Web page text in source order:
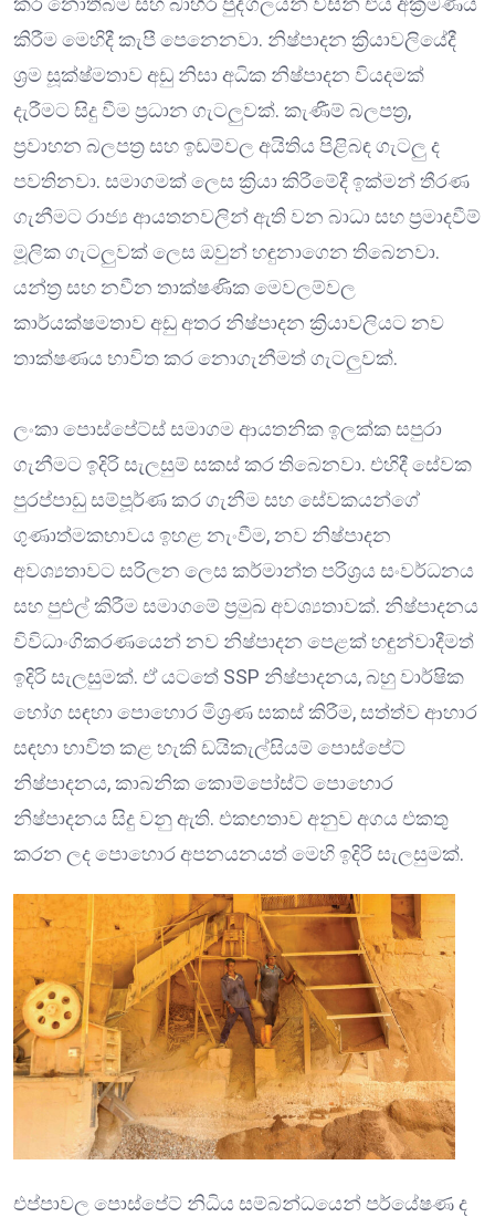
කිරීම මෙහිදී කැපී පෙනෙනවා. නිෂ්පාදන ක්‍රියාවලියේදී
ශ්‍රම සූක්ෂ්මතාව අඩු නිසා අධික නිෂ්පාදන වියදමක්
දැරීමට සිදු වීම ප්‍රධාන ගැටලුවක්. කැණීම් බලපත්‍ර,
ප්‍රවාහන බලපත්‍ර සහ ඉඩම්වල අයිතිය පිළිබඳ ගැටලු‍ ද
පවතිනවා. සමාගමක් ලෙස ක්‍රියා කිරීමේදී ඉක්මන් තීරණ
ගැනීමට රාජ්‍ය ආයතනවලින් ඇති වන බාධා සහ ප්‍රමාදවීම්
මූලික ගැටලුවක් ලෙස ඔවුන් හඳුනාගෙන තිබෙනවා.
යන්ත්‍ර සහ නවීන තාක්ෂණික මෙවලම්වල
කාර්යක්ෂමතාව අඩු අතර නිෂ්පාදන ක්‍රියාවලියට නව
තාක්ෂණය භාවිත කර නොගැනීමත් ගැටලුවක්.
ලංකා පොස්පේට්ස් සමාගම ආයතනික ඉලක්ක සපුරා
ගැනීමට ඉදිරි සැලසුම් සකස් කර තිබෙනවා. එහිදී සේවක
පුරප්පාඩු සම්පූර්ණ කර ගැනීම සහ සේවකයන්ගේ
ගුණාත්මකභාවය ඉහළ නැංවීම, නව නිෂ්පාදන
අවශ්‍යතාවට සරිලන ලෙස කර්මාන්ත පරිශ්‍රය සංවර්ධනය
සහ පුළුල් කිරීම සමාගමේ ප්‍රමුඛ අවශ්‍යතාවක්. නිෂ්පාදනය
විවිධාංගිකරණයෙන් නව නිෂ්පාදන පෙළක් හඳුන්වාදීමත්
ඉදිරි සැලසුමක්. ඒ යටතේ SSP නිෂ්පාදනය, බහු වාර්ෂික
භෝග සඳහා පොහොර මිශ්‍රණ සකස් කිරීම, සත්ත්ව ආහාර
සඳහා භාවිත කළ හැකි ඩයිකැල්සියම් පොස්පේට්
නිෂ්පාදනය, කාබනික කොම්පෝස්ට් පොහොර
නිෂ්පාදනය සිදු වනු ඇති. එකඟතාව අනුව අගය එකතු
කරන ලද පොහොර අපනයනයත් මෙහි ඉදිරි සැලසුමක්.
එප්පාවල පොස්පේට් නිධිය සම්බන්ධයෙන් පර්යේෂණ ද